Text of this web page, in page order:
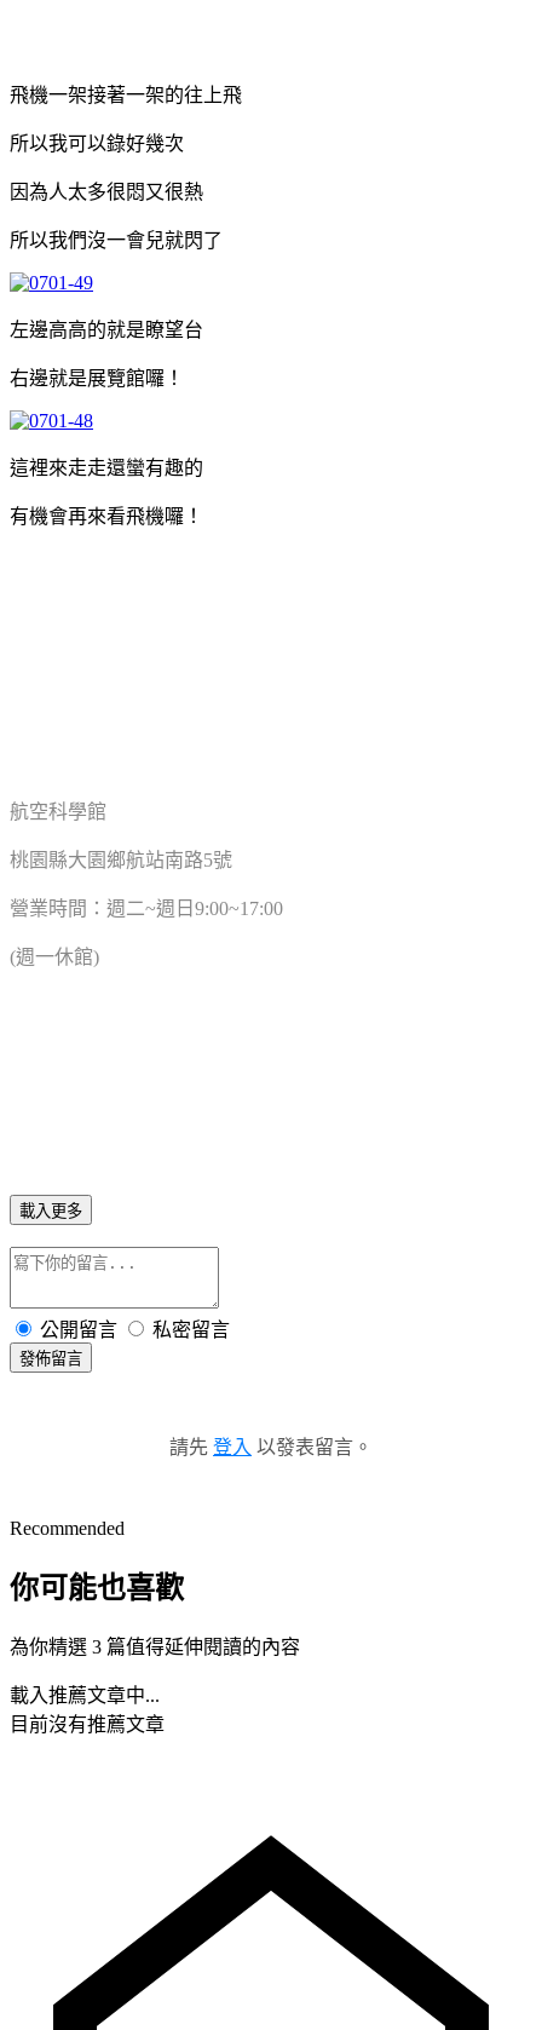
飛機一架接著一架的往上飛
所以我可以錄好幾次
因為人太多很悶又很熱
所以我們沒一會兒就閃了
左邊高高的就是瞭望台
右邊就是展覽館囉！
這裡來走走還蠻有趣的
有機會再來看飛機囉！
航空科學館
桃園縣大園鄉航站南路5號
營業時間：週二~週日9:00~17:00
(週一休館)
載入更多
公開留言 私密留言
發佈留言
請先 登入 以發表留言。
Recommended
你可能也喜歡
為你精選 3 篇值得延伸閱讀的內容
載入推薦文章中...
目前沒有推薦文章